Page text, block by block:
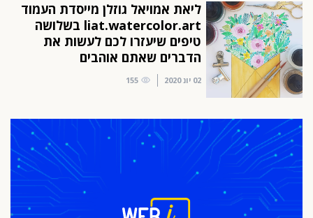
ליאת אמויאל גוזלן מייסדת העמוד
liat.watercolor.art בשלושה
טיפים שיעזרו לכם לעשות את
הדברים שאתם אוהבים
02 יונ 2020 155